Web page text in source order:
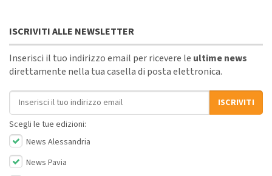
ISCRIVITI ALLE NEWSLETTER
Inserisci il tuo indirizzo email per ricevere le ultime news
direttamente nella tua casella di posta elettronica.
Indirizzo email
ISCRIVITI
Scegli le tue edizioni:
News Alessandria
News Pavia